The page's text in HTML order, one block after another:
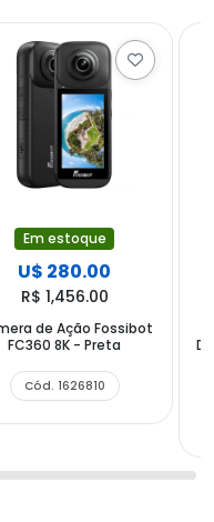
Em estoque
U$ 280.00
R$ 1,456.00
de Ação Fossibot
FC360 8K - Preta
Cód. 1626810